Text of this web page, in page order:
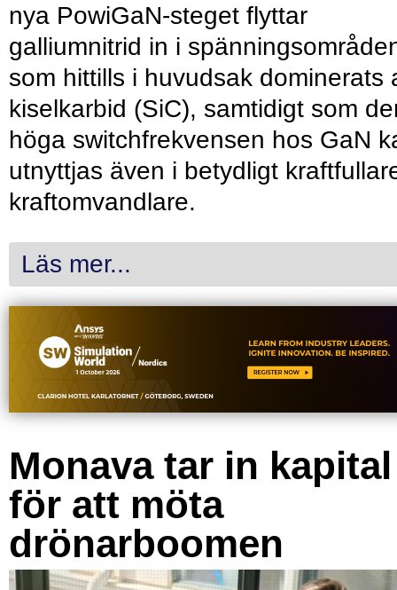
nya PowiGaN-steget flyttar
galliumnitrid in i
som hittills i huvudsak dominerats
kiselkarbid (SiC), samtidigt som
höga switchfrekvensen hos GaN
utnyttjas även i betydligt
kraftomvandlare.
Läs mer...
Monava tar in kapital
för att möta
drönarboomen